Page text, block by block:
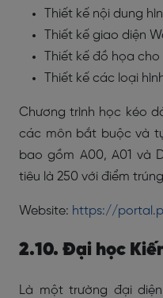
Thiết kế nội dung
Thiết kế giao diện
Thiết kế đồ họa
Thiết kế các loại
Chương trình học kéo
các môn bắt buộc và
bao gồm A00, A01 và
tiêu là 250 với điểm
Website: https://
2.10. Đại học
Là một trường đại